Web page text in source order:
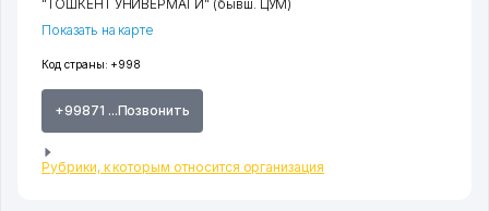
Код страны: +998
+99871 ...Позвонить
Рубрики, к которым относится организация
"ТОШКЕНТ УНИВЕРМАГИ" (бывш. ЦУМ)
Показать на карте